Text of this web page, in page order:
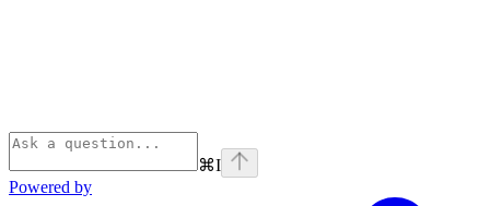
⌘I
Powered by